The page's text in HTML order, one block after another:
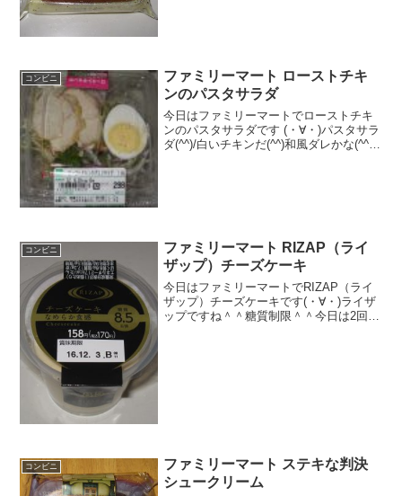
コンビニ
ファミリーマート ローストチキ
ンのパスタサラダ
今日はファミリーマートでローストチキ
ンのパスタサラダです (・∀・)パスタサラ
ダ(^^)/白いチキンだ(^^)和風ダレかな(^^)
コンビニ
ファミリーマート RIZAP（ライ
ザップ）チーズケーキ
今日はファミリーマートでRIZAP（ライ
ザップ）チーズケーキです(・∀・)ライザ
ップですね＾＾糖質制限＾＾今日は2回更
コンビニ
ファミリーマート ステキな判決
シュークリーム